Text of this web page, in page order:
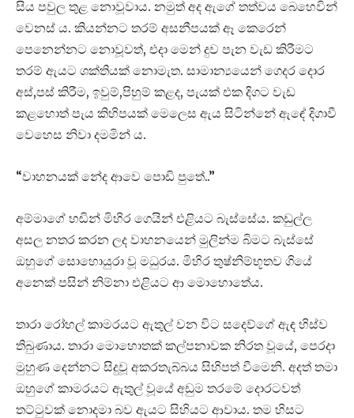
සිය පවුල තුළ නොවූවාය. නමුත් අද ඇගේ තත්වය බෙහෙවින්
වෙනස්‍ ය. කියන්නට තරම් අසනීපයක් ඈ කෙරෙන්
පෙනෙන්නට නොවූවත්, එදා මෙන් දුව පැන වැඩ කිරීමට
තරම් ඇයට ශක්තියක් නොමැත. සාමාන්‍යයෙන් ගෙදර දොර
අස්,පස් කිරීම, ඉවුම්,පිහුම් කළද, පැයක් එක දිගට වැඩ
කළහොත් පැය කිහිපයක් මෙලෙස ඇය සිටින්නේ ඇඳේ දිගාවී
වෙහෙස නිවා දමමින් ය.
“වාහනයක් නේද ආවෙ පොඩි පුතේ..”
අම්මාගේ හඬින් මිහිර ගෙයින් එළියට බැස්සේය. කඩුල්ල
අසල නතර කරන ලද වාහනයෙන් මුලින්ම බිමට බැස්සේ
ඔහුගේ සොහොයුරා වූ මධුරය. මිහිර තුෂ්නිම්භූතව ගියේ
අනෙක් පසින් නිම්නා එළියට ආ මොහොතේය.
තාරා රෝහල් කාමරයට ඇතුල් වන විට සදෙව්ගේ ඇඳ හිස්ව
තිබුණාය. තාරා මොහොතක් කල්පනාවක නිරත වූයේ, පෙරදා
මුහුණ දෙන්නට සිදුවූ අකරතැබ්බය සිහිපත් වීමෙනි. අදත් තමා
ඔහුගේ කාමරයට ඇතුල් වූයේ අඩුම තරමේ දොරටවත්
තට්ටුවක් නොදමා බව ඇයට සිහියට ආවාය. තම හිසට